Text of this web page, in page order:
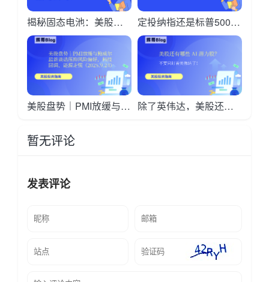
揭秘固态电池：美股有
哪些值得关注的黑马公
定投纳指还是标普500？
历史回测告诉你，哪个
更适合懒人投资
美股盘势｜PMI放缓与鲍
偏好，科技回调、能源
除了英伟达，美股还有
暂无评论
发表评论